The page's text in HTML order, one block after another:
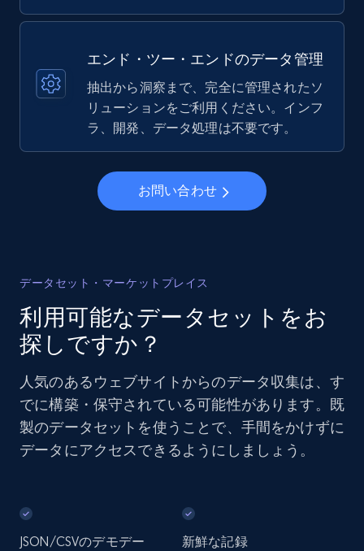
エンド・ツー・エンドのデータ管理
抽出から洞察まで、完全に管理されたソ
リューションをご利用ください。インフ
ラ、開発、データ処理は不要です。
お問い合わせ
データセット・マーケットプレイス
利用可能なデータセットをお
探しですか？
人気のあるウェブサイトからのデータ収集は、す
でに構築・保守されている可能性があります。既
製のデータセットを使うことで、手間をかけずに
データにアクセスできるようにしましょう。
JSON/CSVのデモデー
新鮮な記録